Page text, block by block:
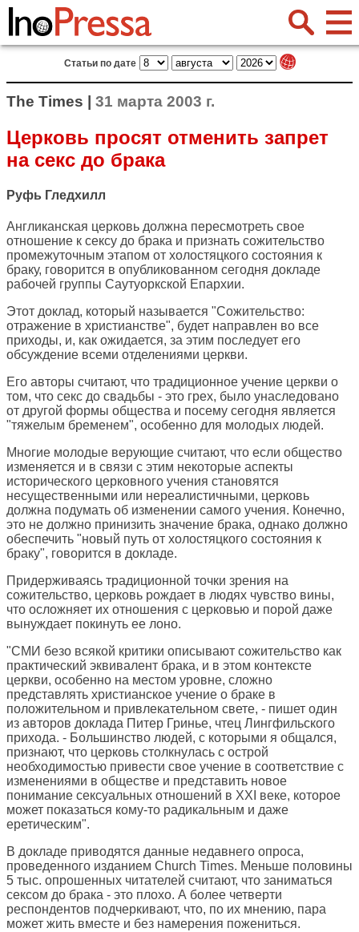
Статьи по дате
The Times | 31 марта 2003 г.
Церковь просят отменить запрет
на секс до брака
Руфь Гледхилл
Англиканская церковь должна пересмотреть свое
отношение к сексу до брака и признать сожительство
промежуточным этапом от холостяцкого состояния к
браку, говорится в опубликованном сегодня докладе
рабочей группы Саутуоркской Епархии.
Этот доклад, который называется "Сожительство:
отражение в христианстве", будет направлен во все
приходы, и, как ожидается, за этим последует его
обсуждение всеми отделениями церкви.
Его авторы считают, что традиционное учение церкви о
том, что секс до свадьбы - это грех, было унаследовано
от другой формы общества и посему сегодня является
"тяжелым бременем", особенно для молодых людей.
Многие молодые верующие считают, что если общество
изменяется и в связи с этим некоторые аспекты
исторического церковного учения становятся
несущественными или нереалистичными, церковь
должна подумать об изменении самого учения. Конечно,
это не должно принизить значение брака, однако должно
обеспечить "новый путь от холостяцкого состояния к
браку", говорится в докладе.
Придерживаясь традиционной точки зрения на
сожительство, церковь рождает в людях чувство вины,
что осложняет их отношения с церковью и порой даже
вынуждает покинуть ее лоно.
"СМИ безо всякой критики описывают сожительство как
практический эквивалент брака, и в этом контексте
церкви, особенно на местом уровне, сложно
представлять христианское учение о браке в
положительном и привлекательном свете, - пишет один
из авторов доклада Питер Гринье, чтец Лингфильского
прихода. - Большинство людей, с которыми я общался,
признают, что церковь столкнулась с острой
необходимостью привести свое учение в соответствие с
изменениями в обществе и представить новое
понимание сексуальных отношений в XXI веке, которое
может показаться кому-то радикальным и даже
еретическим".
В докладе приводятся данные недавнего опроса,
проведенного изданием Church Times. Меньше половины
5 тыс. опрошенных читателей считают, что заниматься
сексом до брака - это плохо. А более четверти
респондентов подчеркивают, что, по их мнению, пара
может жить вместе и без намерения пожениться.